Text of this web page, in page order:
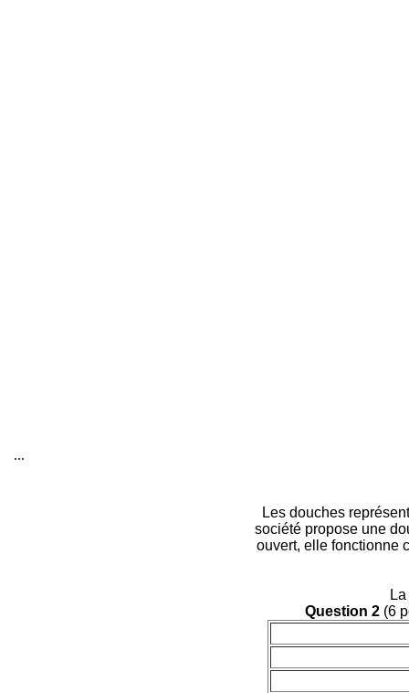
...
Les douches
société propose une
ouvert, elle fonctionne
Question 2 (6